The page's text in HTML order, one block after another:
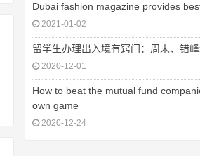
Dubai fashion magazine provides
2021-01-02
留学生办理出入境有窍门：周末、错
2020-12-01
How to beat the mutual fund
own game
2020-12-24